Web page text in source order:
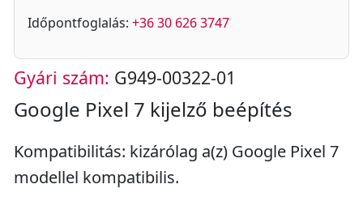
Időpontfoglalás: +36 30 626 3747
Gyári szám: G949-00322-01
Google Pixel 7 kijelző beépítés
Kompatibilitás: kizárólag a(z) Google Pixel 7
modellel kompatibilis.